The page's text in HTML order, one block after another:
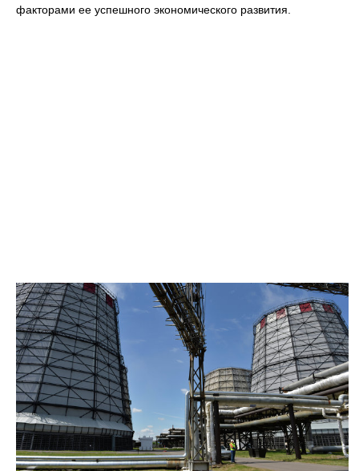
факторами ее успешного экономического развития.